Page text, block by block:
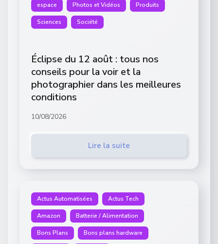
espace Photos et Vidéos Produits
Sciences Société
Éclipse du 12 août : tous nos
conseils pour la voir et la
photographier dans les meilleures
conditions
10/08/2026
Lire la suite
Actus Automatisées Actus Tech
Amazon Batterie / Alimentation
Bons Plans Bons plans hardware